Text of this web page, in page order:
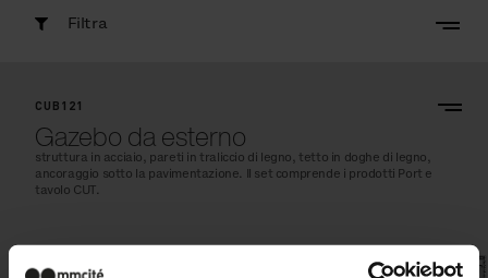
Filtra
CUB121
Gazebo da esterno
struttura in acciaio, pareti in traliccio di legno, tetto in doghe di legno,
ancoraggio sotto la pavimentazione. Il set comprende i prodotti Port e
tavolo CUT.